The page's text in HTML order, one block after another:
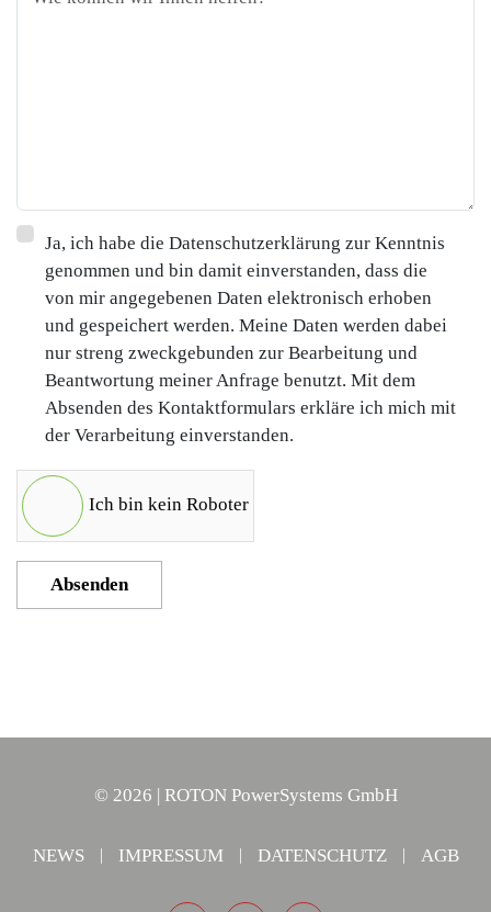
Ja, ich habe die Datenschutzerklärung zur Kenntnis
genommen und bin damit einverstanden, dass die
von mir angegebenen Daten elektronisch erhoben
und gespeichert werden. Meine Daten werden dabei
nur streng zweckgebunden zur Bearbeitung und
Beantwortung meiner Anfrage benutzt. Mit dem
Absenden des Kontaktformulars erkläre ich mich mit
der Verarbeitung einverstanden.
Ich bin kein Roboter
Absenden
© 2026 | ROTON PowerSystems GmbH
NEWS IMPRESSUM DATENSCHUTZ AGB